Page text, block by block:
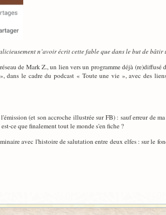
n’avoir écrit cette fable que dans le but de
de Mark Z., un lien vers un programme déjà
le cadre du podcast « Toute une vie », avec des
(et son accroche illustrée sur FB) : sauf erreur de
ce que finalement tout le monde s'en fiche ?
avec l'histoire de salutation entre deux elfes : sur le